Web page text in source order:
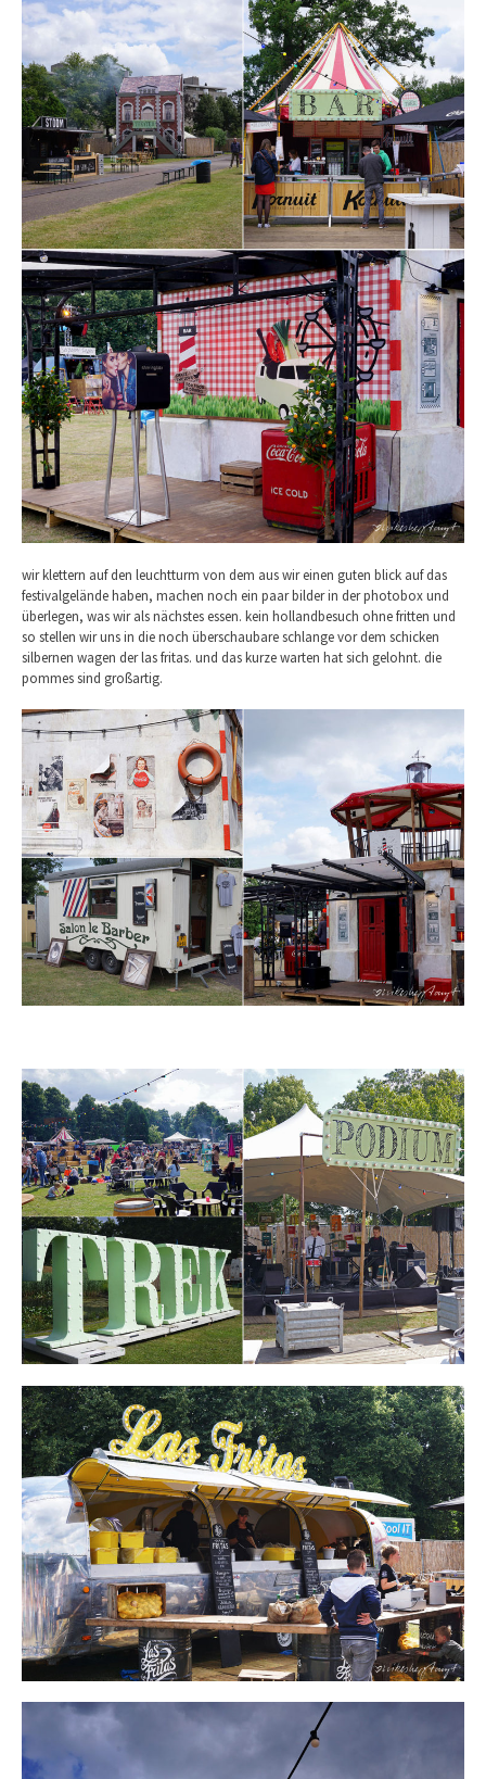
wir klettern auf den leuchtturm von dem aus wir einen guten blick auf das
festivalgelände haben, machen noch ein paar bilder in der photobox und
überlegen, was wir als nächstes essen. kein hollandbesuch ohne fritten und
so stellen wir uns in die noch überschaubare schlange vor dem schicken
silbernen wagen der las fritas. und das kurze warten hat sich gelohnt. die
pommes sind großartig.